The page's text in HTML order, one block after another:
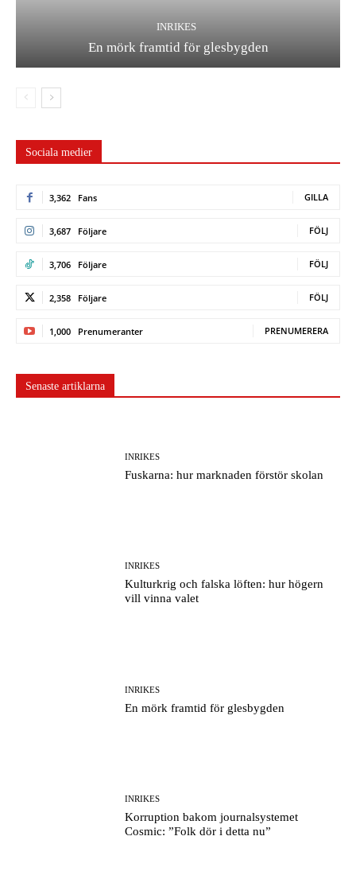
INRIKES
En mörk framtid för glesbygden
Sociala medier
3,362 Fans GILLA
3,687 Följare FÖLJ
3,706 Följare FÖLJ
2,358 Följare FÖLJ
1,000 Prenumeranter PRENUMERERA
Senaste artiklarna
INRIKES
Fuskarna: hur marknaden förstör skolan
INRIKES
Kulturkrig och falska löften: hur högern
vill vinna valet
INRIKES
En mörk framtid för glesbygden
INRIKES
Korruption bakom journalsystemet
Cosmic: ”Folk dör i detta nu”